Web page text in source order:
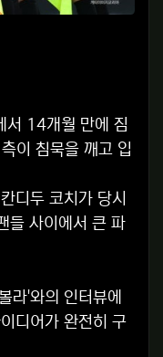
서 14개월 만에 짐
이 침묵을 깨고 입
디두 코치가 당시
들 사이에서 큰 파
라'와의 인터뷰에
디어가 완전히 구